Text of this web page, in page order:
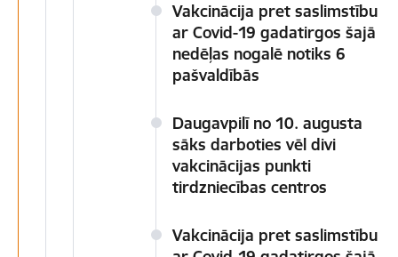
Vakcinācija pret saslimstību
ar Covid-19 gadatirgos šajā
nedēļas nogalē notiks 6
pašvaldībās
Daugavpilī no 10. augusta
sāks darboties vēl divi
vakcinācijas punkti
tirdzniecības centros
Vakcinācija pret saslimstību